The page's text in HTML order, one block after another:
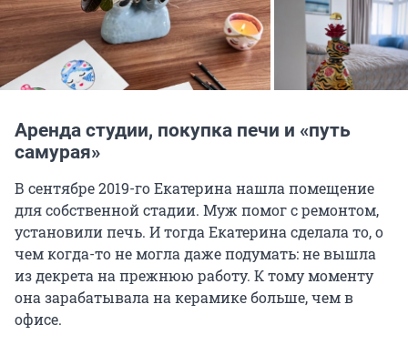
Аренда студии, покупка печи и «путь
самурая»
В сентябре 2019-го Екатерина нашла помещение
для собственной стадии. Муж помог с ремонтом,
установили печь. И тогда Екатерина сделала то, о
чем когда-то не могла даже подумать: не вышла
из декрета на прежнюю работу. К тому моменту
она зарабатывала на керамике больше, чем в
офисе.